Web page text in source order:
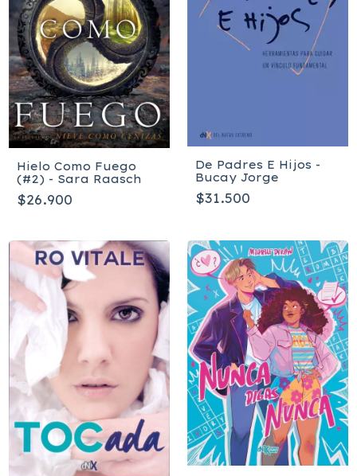
Hielo Como Fuego
(#2) - Sara Raasch
$26.900
De Padres E Hijos -
Bucay Jorge
$31.500